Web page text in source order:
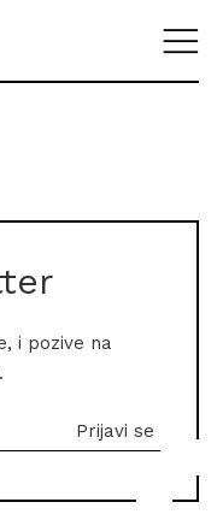
i pozive na